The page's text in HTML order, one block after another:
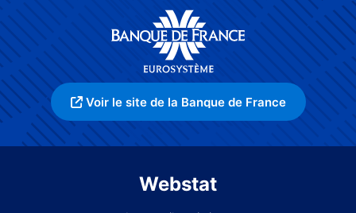
Voir le site de la Banque de France
Webstat